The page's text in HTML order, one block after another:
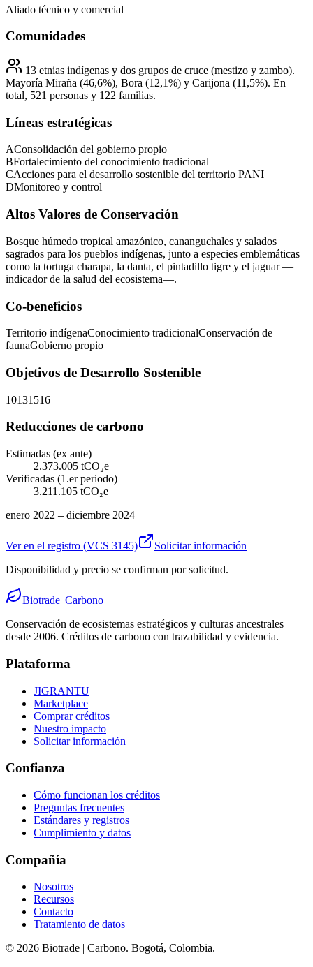
Aliado técnico y comercial
Comunidades
13 etnias indígenas y dos grupos de cruce (mestizo y zambo).
Mayoría Miraña (46,6%), Bora (12,1%) y Carijona (11,5%). En
total, 521 personas y 122 familias.
Líneas estratégicas
AConsolidación del gobierno propio
BFortalecimiento del conocimiento tradicional
CAcciones para el desarrollo sostenible del territorio PANI
DMonitoreo y control
Altos Valores de Conservación
Bosque húmedo tropical amazónico, cananguchales y salados
sagrados para los pueblos indígenas, junto a especies emblemáticas
como la tortuga charapa, la danta, el pintadillo tigre y el jaguar —
indicador de la salud del ecosistema—.
Co-beneficios
Territorio indígenaConocimiento tradicionalConservación de
faunaGobierno propio
Objetivos de Desarrollo Sostenible
10131516
Reducciones de carbono
Estimadas (ex ante)
2.373.005 tCO₂e
Verificadas (1.er periodo)
3.211.105 tCO₂e
enero 2022 – diciembre 2024
Ver en el registro (VCS 3145)
Solicitar información
Disponibilidad y precio se confirman por solicitud.
Biotrade| Carbono
Conservación de ecosistemas estratégicos y culturas ancestrales
desde 2006. Créditos de carbono con trazabilidad y evidencia.
Plataforma
JIGRANTU
Marketplace
Comprar créditos
Nuestro impacto
Solicitar información
Confianza
Cómo funcionan los créditos
Preguntas frecuentes
Estándares y registros
Cumplimiento y datos
Compañía
Nosotros
Recursos
Contacto
Tratamiento de datos
© 2026 Biotrade | Carbono. Bogotá, Colombia.